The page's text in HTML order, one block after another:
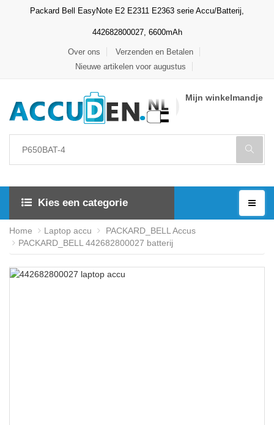
Packard Bell EasyNote E2 E2311 E2363 serie Accu/Batterij,
442682800027, 6600mAh
Over ons
Verzenden en Betalen
Nieuwe artikelen voor augustus
Mijn winkelmandje
Kies een categorie
Home Laptop accu
PACKARD_BELL Accus
PACKARD_BELL 442682800027 batterij